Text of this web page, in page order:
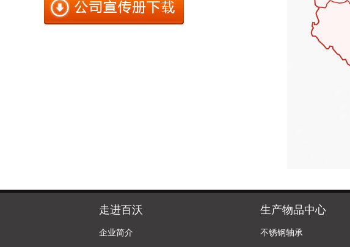
走进百沃
企业简介
生产物品中心
不锈钢轴承